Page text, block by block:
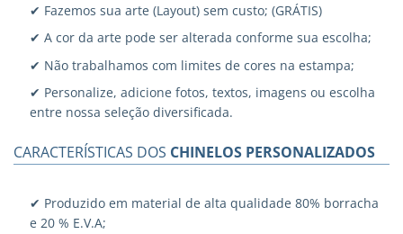
✔ Fazemos sua arte (Layout) sem custo; (GRÁTIS)
✔ A cor da arte pode ser alterada conforme sua escolha;
✔ Não trabalhamos com limites de cores na estampa;
✔ Personalize, adicione fotos, textos, imagens ou escolha
entre nossa seleção diversificada.
CARACTERÍSTICAS DOS CHINELOS PERSONALIZADOS
✔ Produzido em material de alta qualidade 80% borracha
e 20 % E.V.A;